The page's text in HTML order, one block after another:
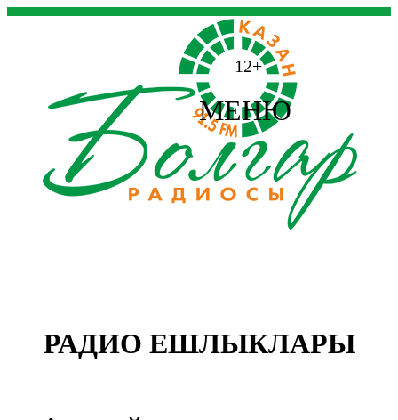
12+
МЕНЮ
РАДИО ЕШЛЫКЛАРЫ